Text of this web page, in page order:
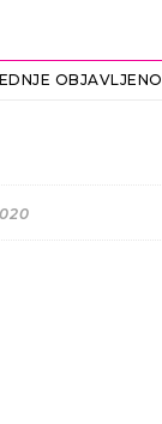
OBJAVLJENO